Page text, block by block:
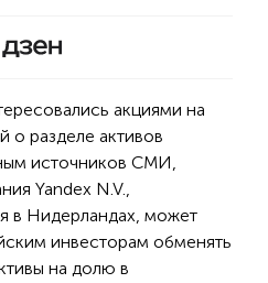
акциями на
о разделе активов
источников СМИ,
Yandex N.V.,
в Нидерландах, может
инвесторам обменять
на долю в